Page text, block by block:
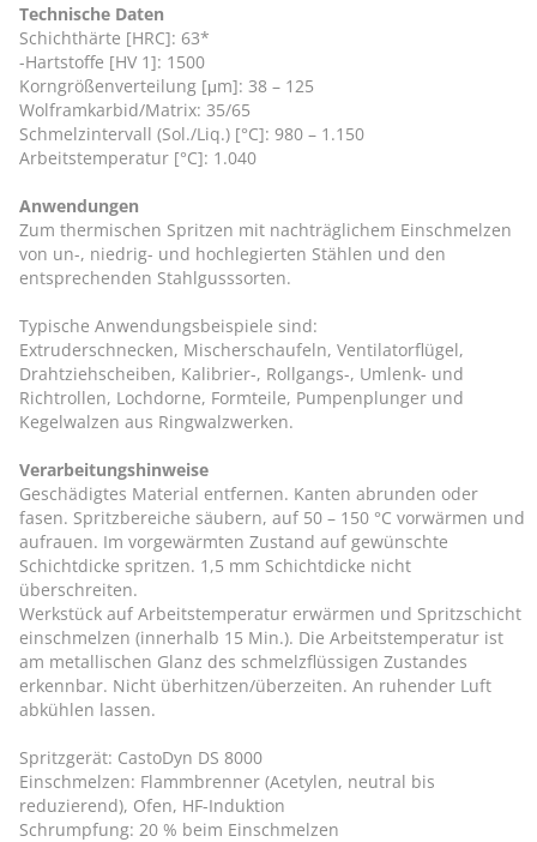
Technische Daten
Schichthärte [HRC]: 63*
-Hartstoffe [HV 1]: 1500
Korngrößenverteilung [μm]: 38 – 125
Wolframkarbid/Matrix: 35/65
Schmelzintervall (Sol./Liq.) [°C]: 980 – 1.150
Arbeitstemperatur [°C]: 1.040
Anwendungen
Zum thermischen Spritzen mit nachträglichem Einschmelzen
von un-, niedrig- und hochlegierten Stählen und den
entsprechenden Stahlgusssorten.
Typische Anwendungsbeispiele sind:
Extruderschnecken, Mischerschaufeln, Ventilatorflügel,
Drahtziehscheiben, Kalibrier-, Rollgangs-, Umlenk- und
Richtrollen, Lochdorne, Formteile, Pumpenplunger und
Kegelwalzen aus Ringwalzwerken.
Verarbeitungshinweise
Geschädigtes Material entfernen. Kanten abrunden oder
fasen. Spritzbereiche säubern, auf 50 – 150 °C vorwärmen und
aufrauen. Im vorgewärmten Zustand auf gewünschte
Schichtdicke spritzen. 1,5 mm Schichtdicke nicht
überschreiten.
Werkstück auf Arbeitstemperatur erwärmen und Spritzschicht
einschmelzen (innerhalb 15 Min.). Die Arbeitstemperatur ist
am metallischen Glanz des schmelzflüssigen Zustandes
erkennbar. Nicht überhitzen/überzeiten. An ruhender Luft
abkühlen lassen.
Spritzgerät: CastoDyn DS 8000
Einschmelzen: Flammbrenner (Acetylen, neutral bis
reduzierend), Ofen, HF-Induktion
Schrumpfung: 20 % beim Einschmelzen